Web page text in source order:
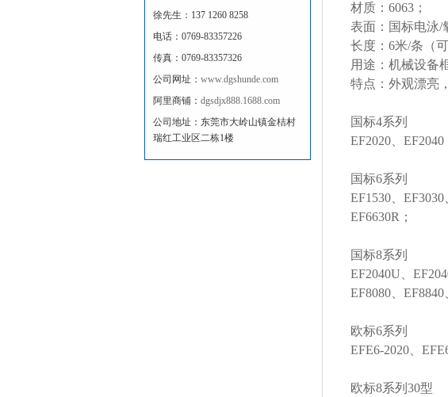
工业大型机架焊接 非标大型...
铝合金型材机架 环保工业机...
徐先生：137 1260 8258
电话：0769-83357226
传真：0769-83357326
公司网址： www.dgshunde.com
阿里商铺： dgsdjx888.1688.com
公司地址：东莞市大岭山镇金桔村
瑞红工业区二栋1楼
材质：6063；
表面：国标电泳/
长度：6米/条（
用途：机械设备
特点：外观漂亮
国标4系列
EF2020、EF2040
国标6系列
EF1530、
EF6630R；
国标8系列
EF2040U、
EF8080、EF8840
欧标6系列
EFE6-2020、
欧标8系列30型